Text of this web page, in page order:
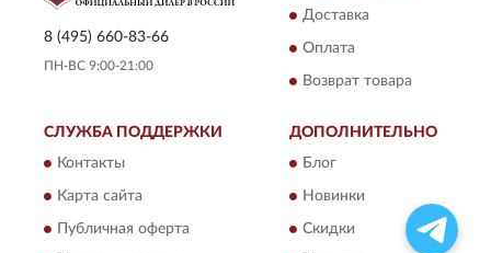
8 (495) 660-83-66
ПН-ВС 9:00-21:00
Доставка
Оплата
Возврат товара
СЛУЖБА ПОДДЕРЖКИ
Контакты
Карта сайта
Публичная оферта
ДОПОЛНИТЕЛЬНО
Блог
Новинки
Скидки